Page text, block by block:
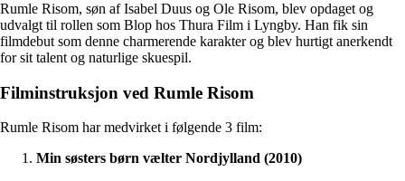
Rumle Risom, søn af Isabel Duus og Ole Risom, blev opdaget og
udvalgt til rollen som Blop hos Thura Film i Lyngby. Han fik sin
filmdebut som denne charmerende karakter og blev hurtigt anerkendt
for sit talent og naturlige skuespil.
Filminstruksjon ved Rumle Risom
Rumle Risom har medvirket i følgende 3 film:
Min søsters børn vælter Nordjylland (2010)